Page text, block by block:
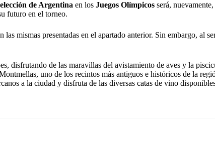
de Argentina en los Juegos Olímpicos será,
futuro en el torneo.
las mismas presentadas en el apartado anterior. Sin embargo, al
disfrutando de las maravillas del avistamiento de aves y la
uno de los recintos más antiguos e históricos de la
a la ciudad y disfruta de las diversas catas de vino